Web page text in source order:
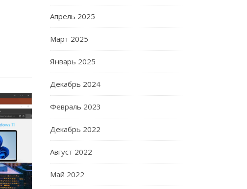
Апрель 2025
Март 2025
Январь 2025
Декабрь 2024
Февраль 2023
Декабрь 2022
Август 2022
Май 2022